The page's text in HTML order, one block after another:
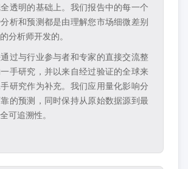
透明的基础上。我们报告中的每一个
析和预测都是由理解您市场细微差别
分析师开发的。
过与行业参与者和专家的直接交流整
手研究，并以来自经过验证的全球来
研究作为补充。我们应用量化影响分
的预测，同时保持从原始数据源到最
可追溯性。